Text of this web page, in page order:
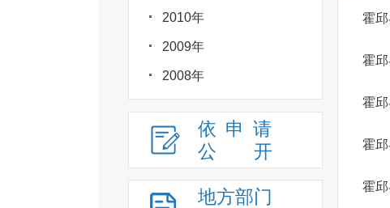
2010年
2009年
2008年
依申请
公
开
地方部门
霍
霍
霍
霍
霍